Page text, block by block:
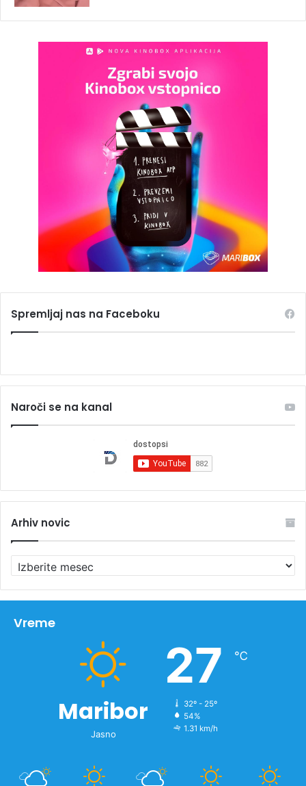
Spremljaj nas na Faceboku
Naroči se na kanal
Arhiv novic
r
h
vVreme
Maribor
Jasno
27 ℃
32º - 25º
54%
1.31 km/h